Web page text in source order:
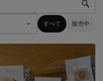
すべて 販売中